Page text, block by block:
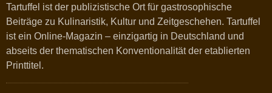
Tartuffel ist der publizistische Ort für gastrosophische
Beiträge zu Kulinaristik, Kultur und Zeitgeschehen. Tartuffel
ist ein Online-Magazin – einzigartig in Deutschland und
abseits der thematischen Konventionalität der etablierten
Printtitel.